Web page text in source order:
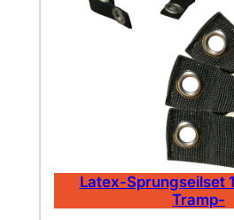
Latex-Sprungseilset
Tramp-